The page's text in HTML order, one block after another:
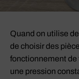
Quand on utilise
de choisir des
fonctionnement de
une pression